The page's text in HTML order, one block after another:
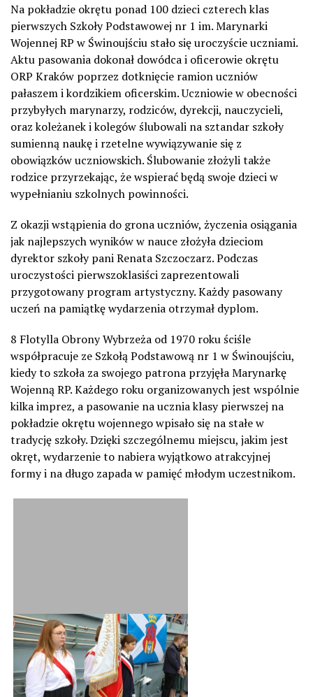
Na pokładzie okrętu ponad 100 dzieci czterech klas
pierwszych Szkoły Podstawowej nr 1 im. Marynarki
Wojennej RP w Świnoujściu stało się uroczyście uczniami.
Aktu pasowania dokonał dowódca i oficerowie okrętu
ORP Kraków poprzez dotknięcie ramion uczniów
pałaszem i kordzikiem oficerskim. Uczniowie w obecności
przybyłych marynarzy, rodziców, dyrekcji, nauczycieli,
oraz koleżanek i kolegów ślubowali na sztandar szkoły
sumienną naukę i rzetelne wywiązywanie się z
obowiązków uczniowskich. Ślubowanie złożyli także
rodzice przyrzekając, że wspierać będą swoje dzieci w
wypełnianiu szkolnych powinności.
Z okazji wstąpienia do grona uczniów, życzenia osiągania
jak najlepszych wyników w nauce złożyła dzieciom
dyrektor szkoły pani Renata Szczoczarz. Podczas
uroczystości pierwszoklasiści zaprezentowali
przygotowany program artystyczny. Każdy pasowany
uczeń na pamiątkę wydarzenia otrzymał dyplom.
8 Flotylla Obrony Wybrzeża od 1970 roku ściśle
współpracuje ze Szkołą Podstawową nr 1 w Świnoujściu,
kiedy to szkoła za swojego patrona przyjęła Marynarkę
Wojenną RP. Każdego roku organizowanych jest wspólnie
kilka imprez, a pasowanie na ucznia klasy pierwszej na
pokładzie okrętu wojennego wpisało się na stałe w
tradycję szkoły. Dzięki szczególnemu miejscu, jakim jest
okręt, wydarzenie to nabiera wyjątkowo atrakcyjnej
formy i na długo zapada w pamięć młodym uczestnikom.